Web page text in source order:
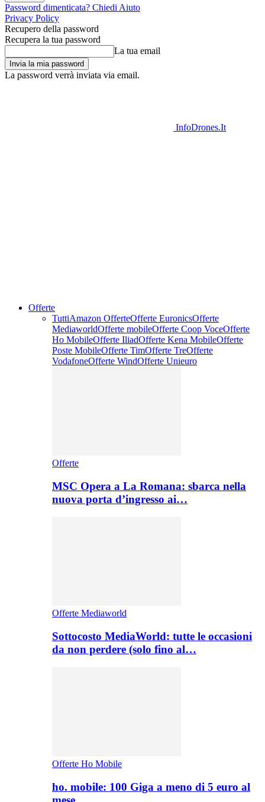
Password dimenticata? Chiedi Aiuto
Privacy Policy
Recupero della password
Recupera la tua password
La tua email
La password verrà inviata via email.
InfoDrones.It
Offerte
TuttiAmazon OfferteOfferte EuronicsOfferte
MediaworldOfferte mobileOfferte Coop VoceOfferte
Ho MobileOfferte IliadOfferte Kena MobileOfferte
Poste MobileOfferte TimOfferte TreOfferte
VodafoneOfferte WindOfferte Unieuro
Offerte
MSC Opera a La Romana: sbarca nella
nuova porta d’ingresso ai…
Offerte Mediaworld
Sottocosto MediaWorld: tutte le occasioni
da non perdere (solo fino al…
Offerte Ho Mobile
ho. mobile: 100 Giga a meno di 5 euro al